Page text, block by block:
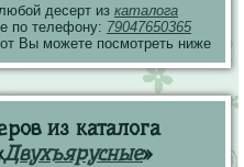
десерт из каталога
по телефону: 79047650365
Вы можете посмотреть ниже
из каталога
Двухъярусные»